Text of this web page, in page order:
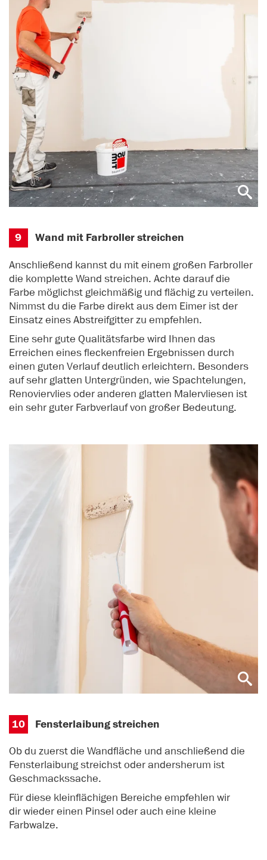
9 Wand mit Farbroller streichen
Anschließend kannst du mit einem großen Farbroller
die komplette Wand streichen. Achte darauf die
Farbe möglichst gleichmäßig und flächig zu verteilen.
Nimmst du die Farbe direkt aus dem Eimer ist der
Einsatz eines Abstreifgitter zu empfehlen.
Eine sehr gute Qualitätsfarbe wird Ihnen das
Erreichen eines fleckenfreien Ergebnissen durch
einen guten Verlauf deutlich erleichtern. Besonders
auf sehr glatten Untergründen, wie Spachtelungen,
Renoviervlies oder anderen glatten Malervliesen ist
ein sehr guter Farbverlauf von großer Bedeutung.
10 Fensterlaibung streichen
Ob du zuerst die Wandfläche und anschließend die
Fensterlaibung streichst oder andersherum ist
Geschmackssache.
Für diese kleinflächigen Bereiche empfehlen wir
dir wieder einen Pinsel oder auch eine kleine
Farbwalze.